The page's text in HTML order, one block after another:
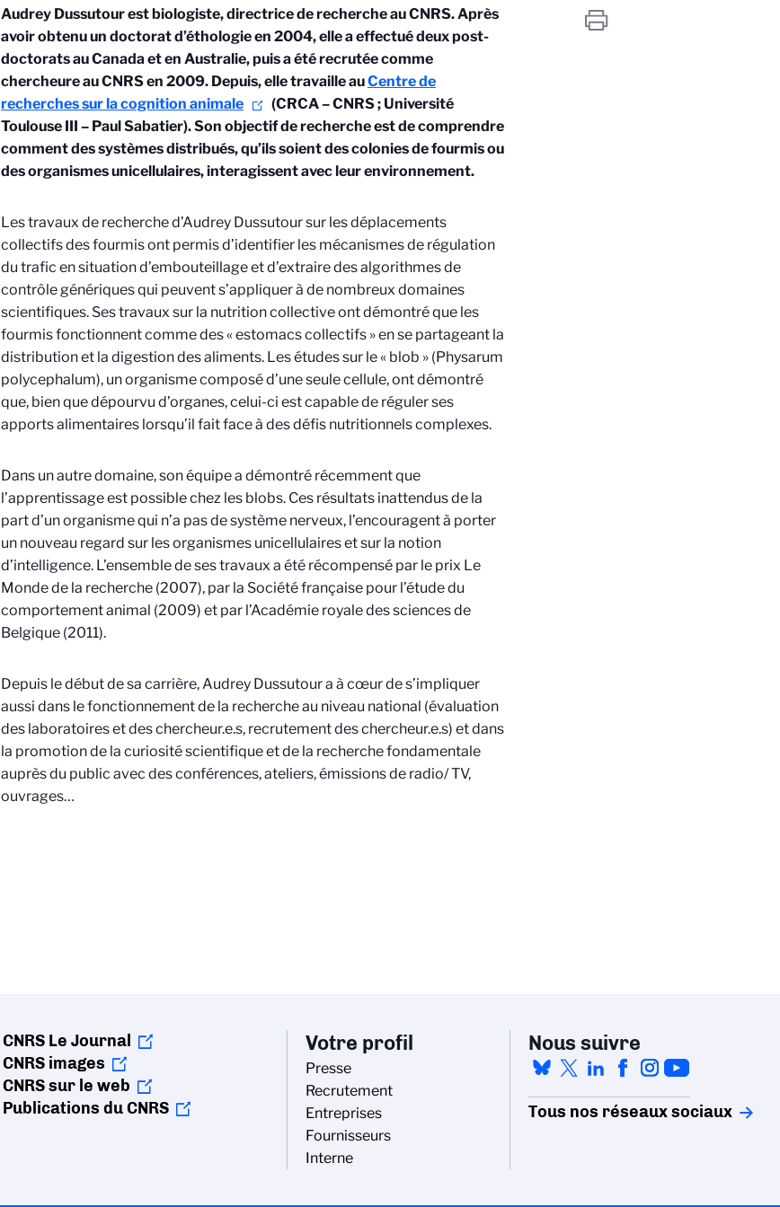
Audrey Dussutour est biologiste, directrice de recherche au CNRS. Après
avoir obtenu un doctorat d’éthologie en 2004, elle a effectué deux post-
doctorats au Canada et en Australie, puis a été recrutée comme
chercheure au CNRS en 2009. Depuis, elle travaille auCentre de
recherches sur la cognition animale
(CRCA – CNRS ; Université
Toulouse III – Paul Sabatier). Son objectif de recherche est de comprendre
comment des systèmes distribués, qu’ils soient des colonies de fourmis ou
des organismes unicellulaires, interagissent avec leur environnement.
Les travaux de recherche d’Audrey Dussutour sur les déplacements
collectifs des fourmis ont permis d’identifier les mécanismes de régulation
du trafic en situation d’embouteillage et d’extraire des algorithmes de
contrôle génériques qui peuvent s’appliquer à de nombreux domaines
scientifiques. Ses travaux sur la nutrition collective ont démontré que les
fourmis fonctionnent comme des « estomacs collectifs » en se partageant la
distribution et la digestion des aliments. Les études sur le « blob » (Physarum
polycephalum), un organisme composé d’une seule cellule, ont démontré
que, bien que dépourvu d’organes, celui-ci est capable de réguler ses
apports alimentaires lorsqu’il fait face à des défis nutritionnels complexes.
Dans un autre domaine, son équipe a démontré récemment que
l’apprentissage est possible chez les blobs. Ces résultats inattendus de la
part d’un organisme qui n’a pas de système nerveux, l’encouragent à porter
un nouveau regard sur les organismes unicellulaires et sur la notion
d’intelligence. L’ensemble de ses travaux a été récompensé par le prix Le
Monde de la recherche (2007), par la Société française pour l’étude du
comportement animal (2009) et par l’Académie royale des sciences de
Belgique (2011).
Depuis le début de sa carrière, Audrey Dussutour a à cœur de s’impliquer
aussi dans le fonctionnement de la recherche au niveau national (évaluation
des laboratoires et des chercheur.e.s, recrutement des chercheur.e.s) et dans
la promotion de la curiosité scientifique et de la recherche fondamentale
auprès du public avec des conférences, ateliers, émissions de radio/ TV,
ouvrages…
CNRS Le Journal
CNRS images
CNRS sur le web
Publications du CNRS
Votre profil
Presse
Recrutement
Entreprises
Fournisseurs
Interne
Nous suivre
Tous nos réseaux sociaux